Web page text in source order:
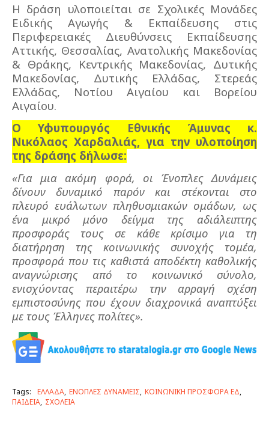
Η δράση υλοποιείται σε Σχολικές Μονάδες
Ειδικής Αγωγής & Εκπαίδευσης στις
Περιφερειακές Διευθύνσεις Εκπαίδευσης
Αττικής, Θεσσαλίας, Ανατολικής Μακεδονίας
& Θράκης, Κεντρικής Μακεδονίας, Δυτικής
Μακεδονίας, Δυτικής Ελλάδας, Στερεάς
Ελλάδας, Νοτίου Αιγαίου και Βορείου
Αιγαίου.
Ο Υφυπουργός Εθνικής Άμυνας κ.
Νικόλαος Χαρδαλιάς, για την υλοποίηση
της δράσης δήλωσε:
«Για μια ακόμη φορά, οι Ένοπλες Δυνάμεις
δίνουν δυναμικό παρόν και στέκονται στο
πλευρό ευάλωτων πληθυσμιακών ομάδων, ως
ένα μικρό μόνο δείγμα της αδιάλειπτης
προσφοράς τους σε κάθε κρίσιμο για τη
διατήρηση της κοινωνικής συνοχής τομέα,
προσφορά που τις καθιστά αποδέκτη καθολικής
αναγνώρισης από το κοινωνικό σύνολο,
ενισχύοντας περαιτέρω την αρραγή σχέση
εμπιστοσύνης που έχουν διαχρονικά αναπτύξει
με τους Έλληνες πολίτες».
Tags: ΕΛΛΑΔΑ ΕΝΟΠΛΕΣ ΔΥΝΑΜΕΙΣ ΚΟΙΝΩΝΙΚΗ ΠΡΟΣΦΟΡΑ ΕΔ
ΠΑΙΔΕΙΑ ΣΧΟΛΕΙΑ